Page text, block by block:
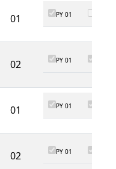
01 PY 01
02 PY 01
01 PY 01
02 PY 01